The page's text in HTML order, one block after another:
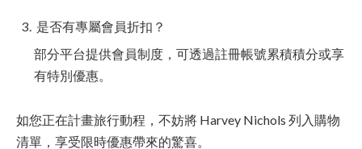
是否有專屬會員折扣？
部分平台提供會員制度，可透過註冊帳號累積積分或享
有特別優惠。
如您正在計畫旅行動程，不妨將 Harvey Nichols 列入購物
清單，享受限時優惠帶來的驚喜。